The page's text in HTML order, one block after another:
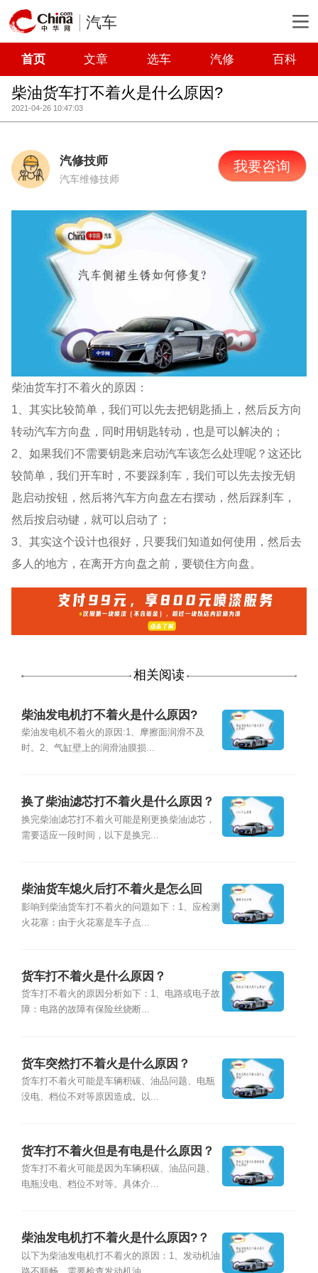
汽车
首页 文章 选车 汽修 百科
柴油货车打不着火是什么原因?
2021-04-26 10:47:03
汽修技师
汽车维修技师
我要咨询
柴油货车打不着火的原因：
1、其实比较简单，我们可以先去把钥匙插上，然后反方向
转动汽车方向盘，同时用钥匙转动，也是可以解决的；
2、如果我们不需要钥匙来启动汽车该怎么处理呢？这还比
较简单，我们开车时，不要踩刹车，我们可以先去按无钥
匙启动按钮，然后将汽车方向盘左右摆动，然后踩刹车，
然后按启动键，就可以启动了；
3、其实这个设计也很好，只要我们知道如何使用，然后去
多人的地方，在离开方向盘之前，要锁住方向盘。
相关阅读
柴油发电机打不着火是什么原因?
柴油发电机不着火的原因:1、摩擦面润滑不及
时。2、气缸壁上的润滑油膜损...
换了柴油滤芯打不着火是什么原因？
换完柴油滤芯打不着火可能是刚更换柴油滤芯，
需要适应一段时间，以下是换完...
柴油货车熄火后打不着火是怎么回
事？
影响到柴油货车打不着火的问題如下：1、应检测
火花塞：由于火花塞是车子点...
货车打不着火是什么原因？
货车打不着火的原因分析如下：1、电路或电子故
障：电路的故障有保险丝烧断...
货车突然打不着火是什么原因？
货车打不着火可能是车辆积碳、油品问题、电瓶
没电、档位不对等原因造成。以...
货车打不着火但是有电是什么原因？
货车打不着火可能是因为车辆积碳、油品问题、
电瓶没电、档位不对等。具体介...
柴油发电机打不着火是什么原因?？
以下为柴油发电机打不着火的原因：1、发动机油